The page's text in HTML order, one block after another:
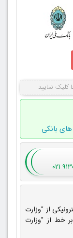
نمایید
بانکی
از "وزارت
خط از "وزارت